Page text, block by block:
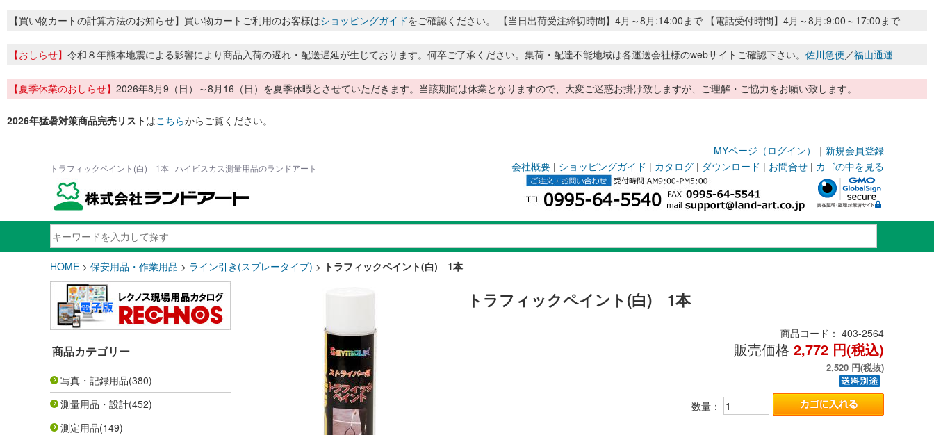
【買い物カートの計算方法のお知らせ】買い物カートご利用のお客様はショッピングガイドをご確認ください。 【当日出荷受注締切時間】4月～8月:14:00まで 【電話受付時間】4月～8月:9:00～17:00まで
【おしらせ】 令和８年熊本地震による影響により商品入荷の遅れ・配送遅延が生じております。何卒ご了承ください。集荷・配達不能地域は各運送会社様のwebサイトご確認下さい。 佐川急便／福山通運
【夏季休業のおしらせ】 2026年8月9（日）～8月16（日）を夏季休暇とさせていただきます。当該期間は休業となりますので、大変ご迷惑お掛け致しますが、ご理解・ご協力をお願い致します。
2026年猛暑対策商品完売リストはこちらからご覧ください。
MYページ（ログイン） ｜ 新規会員登録
トラフィックペイント(白) 1本 | ハイビスカス測量用品のランドアート 会社概要 | ショッピングガイド | カタログ | ダウンロード | お問合せ | カゴの中を見る
HOME > 保安用品・作業用品 > ライン引き(スプレータイプ) > トラフィックペイント(白) 1本
商品カテゴリー
写真・記録用品(380)
測量用品・設計(452)
測定用品(149)
トラフィックペイント(白) 1本
商品コード： 403-2564
販売価格 2,772 円(税込)
2,520 円(税抜)
数量：